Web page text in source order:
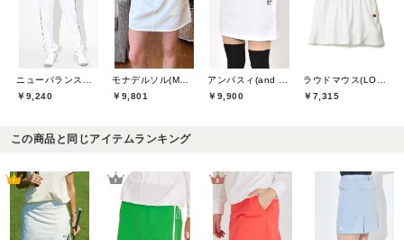
ニューバランスゴルフ(New Balance Golf)
￥9,240
モナデルソル(MONA DELSOL)
￥9,801
アンパスィ(and per se)
￥9,900
ラウドマウス(LOUDMOUTH)
￥7,315
この商品と同じアイテムランキング